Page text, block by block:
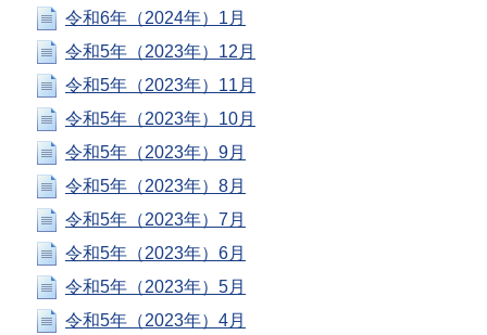
令和6年（2024年）1月
令和5年（2023年）12月
令和5年（2023年）11月
令和5年（2023年）10月
令和5年（2023年）9月
令和5年（2023年）8月
令和5年（2023年）7月
令和5年（2023年）6月
令和5年（2023年）5月
令和5年（2023年）4月